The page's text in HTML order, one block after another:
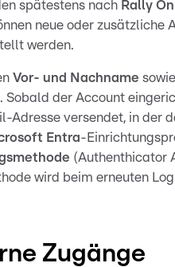
spätestens nach Rally
neue oder zusätzliche
werden.
Vor- und Nachname
Sobald der Account
Adresse versendet, in der
Entra-
(Authenthicator
wird beim erneuten
Zugänge